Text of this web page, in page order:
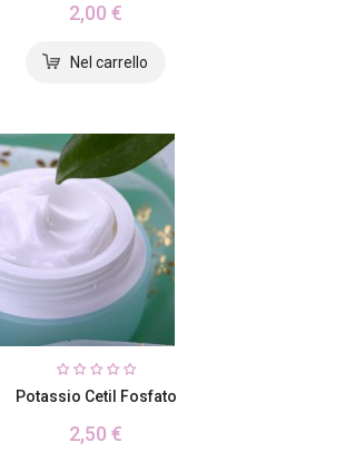
2,00 €
Potassio Cetil Fosfato
2,50 €